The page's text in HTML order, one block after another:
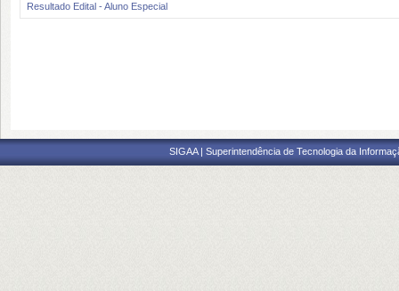
Resultado Edital - Aluno Especial
SIGAA | Superintendência de Tecnologia da